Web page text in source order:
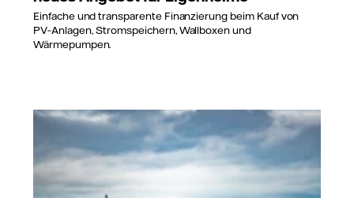
Einfache und transparente Finanzierung beim Kauf von
PV‑Anlagen, Stromspeichern, Wallboxen und
Wärmepumpen.